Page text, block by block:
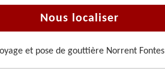
Nous localiser
et pose de gouttière Norrent Fontes